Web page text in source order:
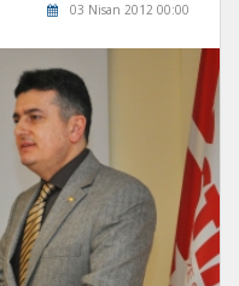
03 Nisan 2012 00:00